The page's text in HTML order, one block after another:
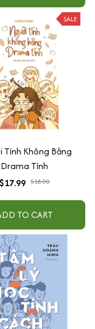
SALE
Tính Không Bằng
Drama Tính
$17.99 $18.00
TO CART